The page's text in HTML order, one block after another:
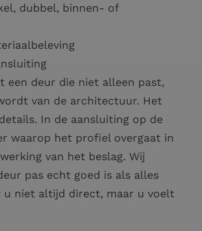
dubbel, binnen- of
een deur die niet alleen past,
van de architectuur. Het
In de aansluiting op de
waarop het profiel overgaat in
van het beslag. Wij
pas echt goed is als alles
u niet altijd direct, maar u voelt